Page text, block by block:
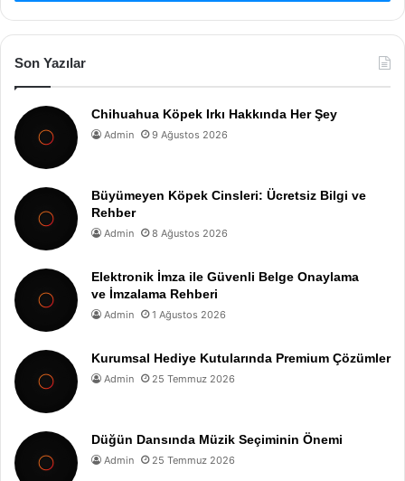
Son Yazılar
Chihuahua Köpek Irkı Hakkında Her Şey
Admin 9 Ağustos 2026
Büyümeyen Köpek Cinsleri: Ücretsiz Bilgi ve
Rehber
Admin 8 Ağustos 2026
Elektronik İmza ile Güvenli Belge Onaylama
ve İmzalama Rehberi
Admin 1 Ağustos 2026
Kurumsal Hediye Kutularında Premium Çözümler
Admin 25 Temmuz 2026
Düğün Dansında Müzik Seçiminin Önemi
Admin 25 Temmuz 2026